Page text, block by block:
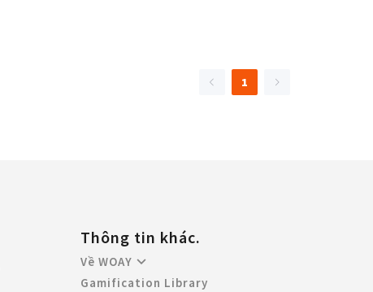
1
Thông tin khác.
Về WOAY
Gamification Library